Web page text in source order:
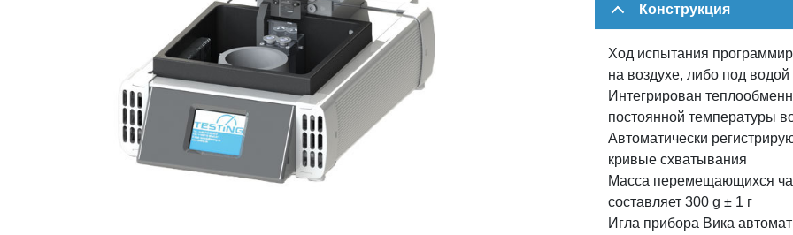
Конструкция
Ход испытания
на воздухе, либо под
Интегрирован
постоянной температуры
Автоматически
кривые схватывания
Масса перемещающихся
составляет 300 g ± 1 г
Игла прибора Вика